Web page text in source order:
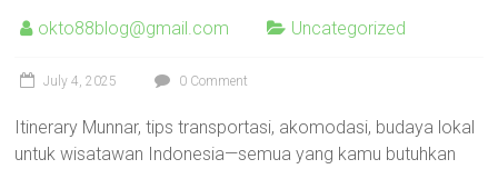
okto88blog@gmail.com Uncategorized
July 4, 2025 0 Comment
Itinerary Munnar, tips transportasi, akomodasi, budaya lokal
untuk wisatawan Indonesia—semua yang kamu butuhkan